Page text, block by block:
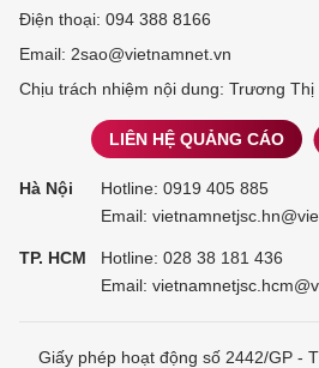
Điện thoại: 094 388 8166
Email: 2sao@vietnamnet.vn
Chịu trách nhiệm nội dung: Trương Thị
LIÊN HỆ QUẢNG CÁO
Hà Nội Hotline: 0919 405 885
Email:
TP. HCM Hotline: 028 38 181 436
Email:
Giấy phép hoạt động số 2442/GP -